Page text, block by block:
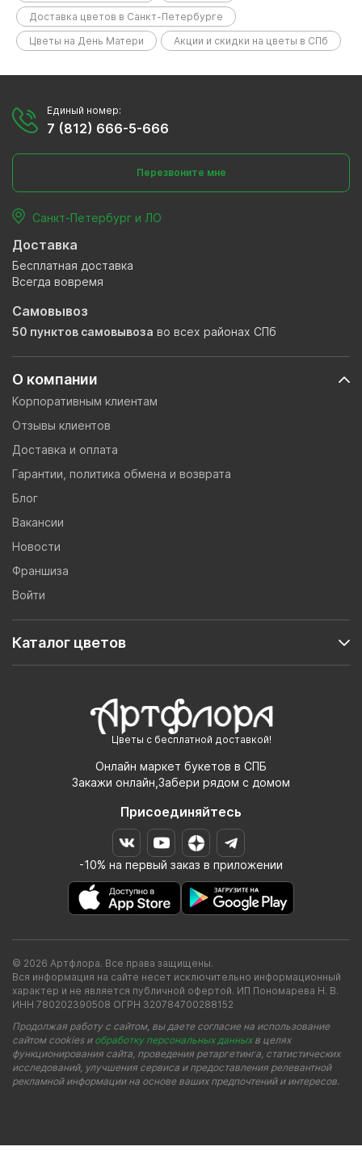
Доставка цветов в Санкт-Петербурге
Цветы на День Матери
Акции и скидки на цветы в СПб
Цветы с бесплатной доставкой!
Онлайн маркет букетов в СПБ
Закажи онлайн,Забери рядом с домом
Присоединяйтесь
-10% на первый заказ в приложении
О компании
Корпоративным клиентам
Отзывы клиентов
Доставка и оплата
Гарантии, политика обмена и возврата
Блог
Вакансии
Новости
Франшиза
Войти
Каталог цветов
Единый номер:
7 (812) 666-5-666
Перезвоните мне
Санкт-Петербург и ЛО
Доставка
Бесплатная доставка
Всегда вовремя
Самовывоз
50 пунктов самовывоза во всех районах СПб
© 2026 Артфлора. Все права защищены.
Вся информация на сайте несет исключительно информационный
характер и не является публичной офертой. ИП Пономарева Н. В.
ИНН 780202390508 ОГРН 320784700288152
Продолжая работу с сайтом, вы даете согласие на использование
сайтом cookies и обработку персональных данныхв целях
функционирования сайта, проведения ретаргетинга, статистических
исследований, улучшения сервиса и предоставления релевантной
рекламной информации на основе ваших предпочтений и интересов.